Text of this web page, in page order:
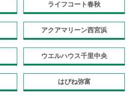
ライフコート春秋
アクアマリーン西宮浜
ウエルハウス千里中央
はぴね弥富